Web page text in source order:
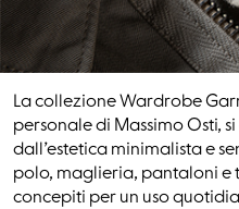
La collezione Wardrobe
personale di Massimo Osti,
dall’estetica minimalista e
polo, maglieria, pantaloni e
concepiti per un uso